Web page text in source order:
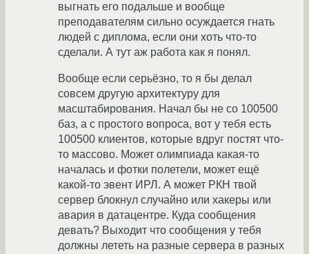
выгнать его подальше и вообще
преподавателям сильно осуждается гнать
людей с диплома, если они хоть что-то
сделали. А тут аж работа как я понял.
Вообще если серьёзно, то я бы делал
совсем другую архитектуру для
масштабирования. Начал бы не со 100500
баз, а с простого вопроса, вот у тебя есть
100500 клиентов, которые вдруг постят что-
то массово. Может олимпиада какая-то
началась и фотки полетели, может ещё
какой-то эвент ИРЛ. А может РКН твой
сервер блокнул случайно или хакеры или
авария в датацентре. Куда сообщения
девать? Выходит что сообщения у тебя
должны лететь на разные сервера в разных